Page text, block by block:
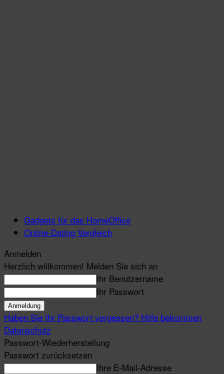
Gadgets für das HomeOffice
Online-Dating Vergleich
Anmelden
Herzlich willkommen! Melden Sie sich an
Ihr Benutzername
Ihr Passwort
Haben Sie Ihr Passwort vergessen? Hilfe bekommen
Datenschutz
Passwort-Wiederherstellung
Passwort zurücksetzen
Ihre E-Mail-Adresse